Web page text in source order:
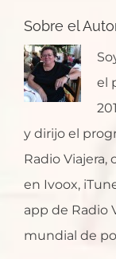
Sobre el
el
y dirijo el
Radio
en Ivoox,
app de Radio
mundial de